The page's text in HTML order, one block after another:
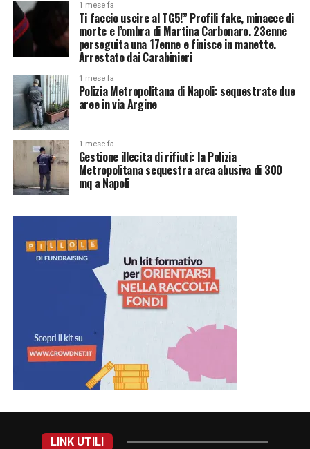
1 mese fa
Ti faccio uscire al TG5!” Profili fake, minacce di
morte e l’ombra di Martina Carbonaro. 23enne
perseguita una 17enne e finisce in manette.
Arrestato dai Carabinieri
1 mese fa
Polizia Metropolitana di Napoli: sequestrate due
aree in via Argine
1 mese fa
Gestione illecita di rifiuti: la Polizia
Metropolitana sequestra area abusiva di 300
mq a Napoli
LINK UTILI